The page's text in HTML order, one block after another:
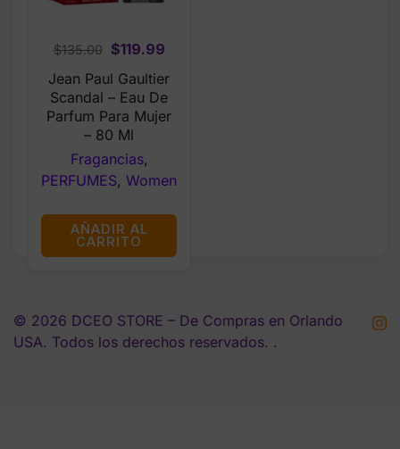
$135.00
Original
price
was:
$135.00.
$119.99Current
is:
$119.99.
Jean Paul Gaultier
Scandal – Eau De
Parfum Para Mujer
– 80 Ml
Fragancias,
PERFUMES, Women
AÑADIR AL
CARRITO
© 2026 DCEO STORE – De Compras en Orlando
USA. Todos los derechos reservados. .